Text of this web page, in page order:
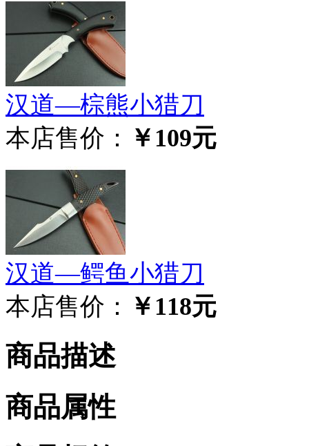
汉道—棕熊小猎刀
本店售价： ￥109元
汉道—鳄鱼小猎刀
本店售价： ￥118元
商品描述
商品属性